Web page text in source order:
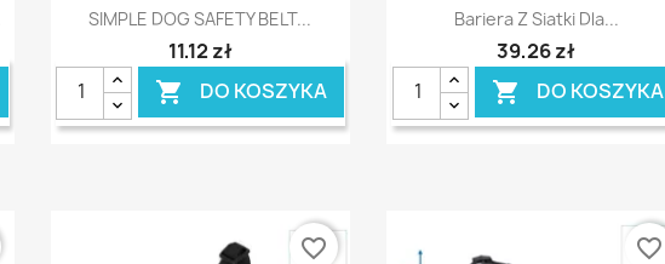
Szybki podgląd
SIMPLE DOG SAFETY BELT...
11,12 zł
 DO KOSZYKA
Szybki podgląd
Bariera Z Siatki Dla...
39,26 zł
 DO KOSZYKA
favorite_border favorite_border